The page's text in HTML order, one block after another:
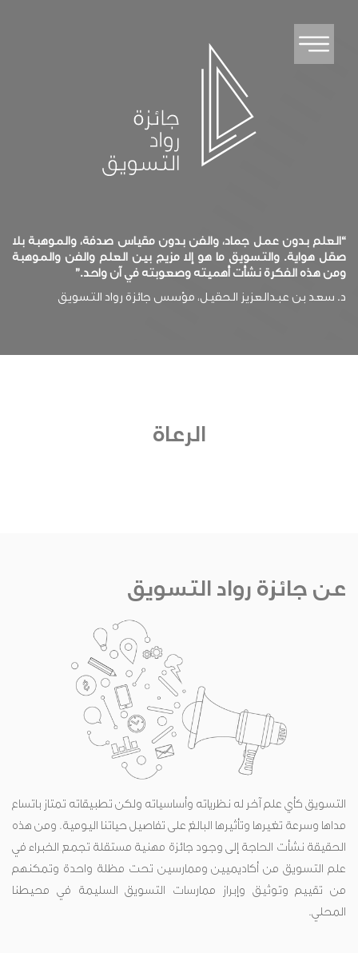
“العلم بدون عمل جماد، والفن بدون مقياس صدفة، والموهبة بلا
صقل هواية. والتسويق ما هو إلا مزيج بين العلم والفن والموهبة
ومن هذه الفكرة نشأت أهميته وصعوبته في آن واحد.”
د. سعد بن عبدالعزيز الحقيل، مؤسس جائزة رواد التسويق
الرعاة
عن جائزة رواد التسويق
التسويق كأي علم آخر له نظرياته وأساسياته ولكن تطبيقاته تمتاز باتساع
مداها وسرعة تغيرها وتأثيرها البالغ على تفاصيل حياتنا اليومية. ومن هذه
الحقيقة نشأت الحاجة إلى وجود جائزة مهنية مستقلة تجمع الخبراء في
علم التسويق من أكاديميين وممارسين تحت مظلة واحدة وتمكنهم
من تقييم وتوثيق وإبراز ممارسات التسويق السليمة في محيطنا
المحلي.